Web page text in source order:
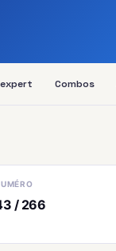
Combos
/ 266